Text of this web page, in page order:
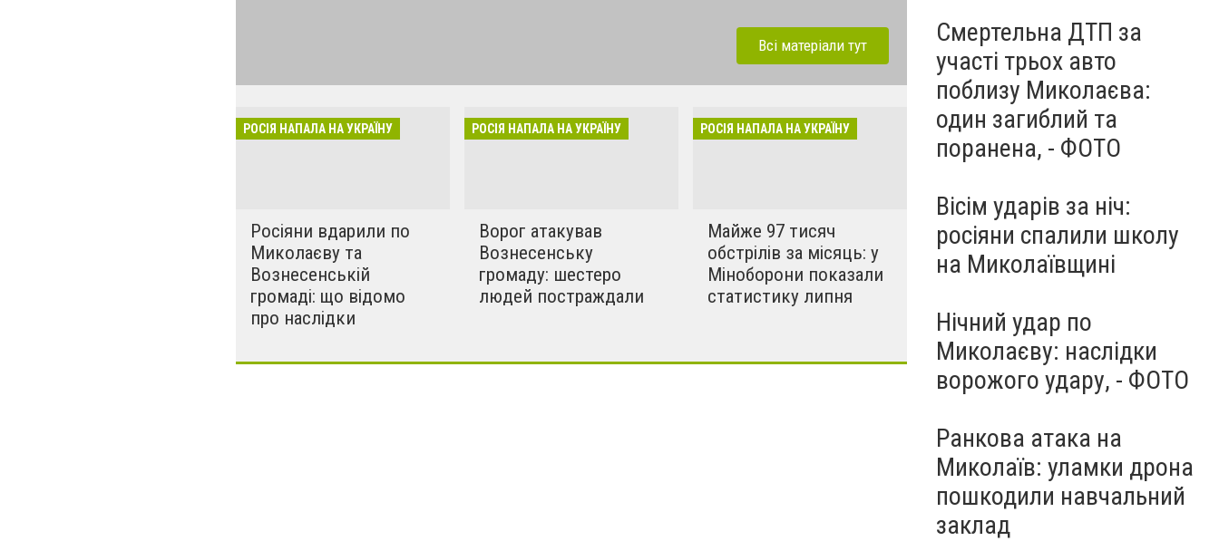
розкрадати будинки в селах. Ми боремось
за нашу свободу!!
Всі матеріали тут
РОСІЯ НАПАЛА НА УКРАЇНУ
Росіяни вдарили по
Миколаєву та
Вознесенській
громаді: що відомо
про наслідки
РОСІЯ НАПАЛА НА УКРАЇНУ
Ворог атакував
Вознесенську
громаду: шестеро
людей постраждали
РОСІЯ НАПАЛА НА УКРАЇНУ
Майже 97 тисяч
обстрілів за місяць: у
Міноборони показали
статистику липня
Смертельна ДТП за
участі трьох авто
поблизу Миколаєва:
один загиблий та
поранена, - ФОТО
Вісім ударів за ніч:
росіяни спалили школу
на Миколаївщині
Нічний удар по
Миколаєву: наслідки
ворожого удару, - ФОТО
Ранкова атака на
Миколаїв: уламки дрона
пошкодили навчальний
заклад